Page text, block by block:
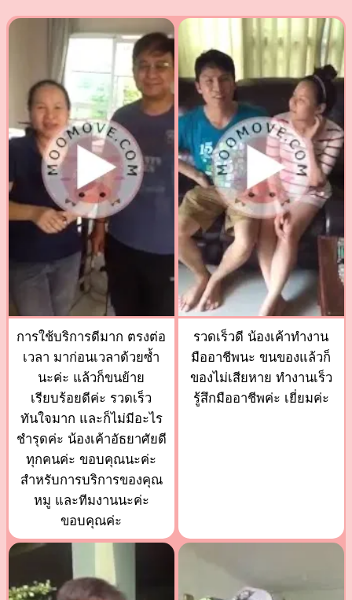
การใช้บริการดีมาก ตรงต่อ
เวลา มาก่อนเวลาด้วยซ้ำ
นะค่ะ แล้วก็ขนย้าย
เรียบร้อยดีค่ะ รวดเร็ว
ทันใจมาก และก็ไม่มีอะไร
ชำรุดค่ะ น้องเค้าอัธยาศัยดี
ทุกคนค่ะ ขอบคุณนะค่ะ
สำหรับการบริการของคุณ
หมู และทีมงานนะค่ะ
ขอบคุณค่ะ
รวดเร็วดี น้องเค้าทำงาน
มืออาชีพนะ ขนของแล้วก็
ของไม่เสียหาย ทำงานเร็ว
รู้สึกมืออาชีพค่ะ เยี่ยมค่ะ